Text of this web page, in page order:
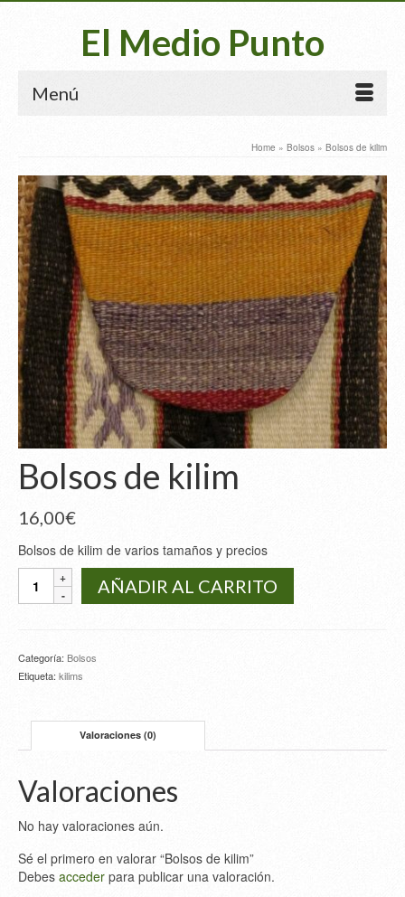
El Medio Punto
Menú
Home » Bolsos » Bolsos de kilim
Bolsos de kilim
16,00€
Bolsos de kilim de varios tamaños y precios
Bolsos
AÑADIR AL CARRITO
Categoría: Bolsos
Etiqueta: kilims
Valoraciones (0)
Valoraciones
No hay valoraciones aún.
Sé el primero en valorar “Bolsos de kilim”
Debes acceder para publicar una valoración.